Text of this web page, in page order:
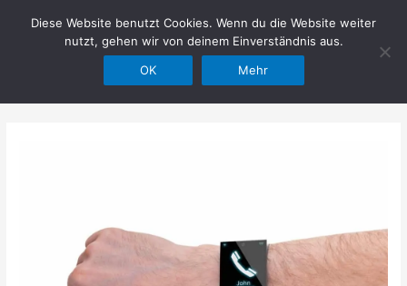
Hilfe im Netz
Diese Website benutzt Cookies. Wenn du die Website weiter
nutzt, gehen wir von deinem Einverständnis aus.
OK
Mehr